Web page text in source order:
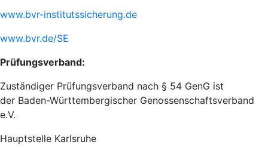
www.bvr-institutssicherung.de
www.bvr.de/SE
Prüfungsverband:
Zuständiger Prüfungsverband nach § 54 GenG ist
der Baden-Württembergischer Genossenschaftsverband
e.V.
Hauptstelle Karlsruhe